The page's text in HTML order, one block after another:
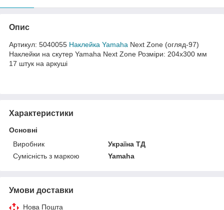
Опис
Артикул: 5040055 Наклейка Yamaha Next Zone (огляд-97)
Наклейки на скутер Yamaha Next Zone Розміри: 204х300 мм
17 штук на аркуші
Характеристики
Основні
Виробник
Україна ТД
Сумісність з маркою
Yamaha
Умови доставки
Нова Пошта